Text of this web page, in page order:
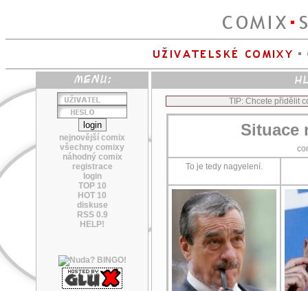
nejnovější comix
všechny comixy
náhodný comix
registrace
login
TOP 10
HOT 10
diskuse
RSS 0.9
HELP!
TIP: Chcete přidělit
Situace
To je tedy nagyelení.